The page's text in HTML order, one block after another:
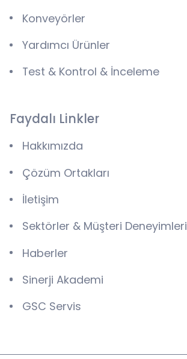
Konveyörler
Yardımcı Ürünler
Test & Kontrol & İnceleme
Faydalı Linkler
Hakkımızda
Çözüm Ortakları
İletişim
Sektörler & Müşteri Deneyimleri
Haberler
Sinerji Akademi
GSC Servis